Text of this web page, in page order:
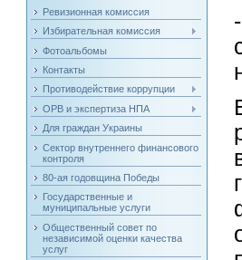
Ревизионная комиссия
Избирательная комиссия
Фотоальбомы
Контакты
Противодействие коррупции
ОРВ и экспертиза НПА
Для граждан Украины
Сектор внутреннего финансового
контроля
80-ая годовщина Победы
Государственные и
муниципальные услуги
Общественный совет по
независимой оценки качества
услуг